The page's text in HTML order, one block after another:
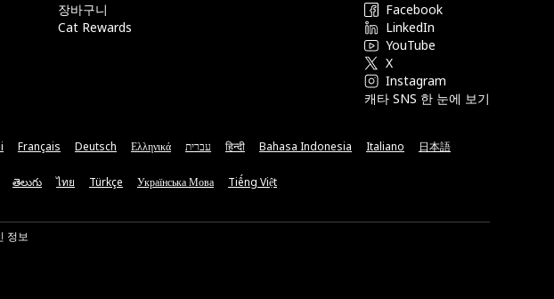
장바구니
Cat Rewards
Facebook
LinkedIn
YouTube
X
Instagram
캐타 SNS 한 눈에 보기
Français Deutsch Ελληνικά עברית हिन्दी Bahasa Indonesia Italiano 日本語
తెలుగు ไทย Türkçe Українська Мова Tiếng Việt
정보